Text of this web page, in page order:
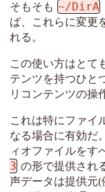
そもそも ~/DirA
ば、これらに変更
れる。
この使い方はとて
テンツを持つひと
リコンテンツの操
これは特にファイ
なる場合に有効だ
ィオファイルをす
3 の形で提供され
声データは提供元(